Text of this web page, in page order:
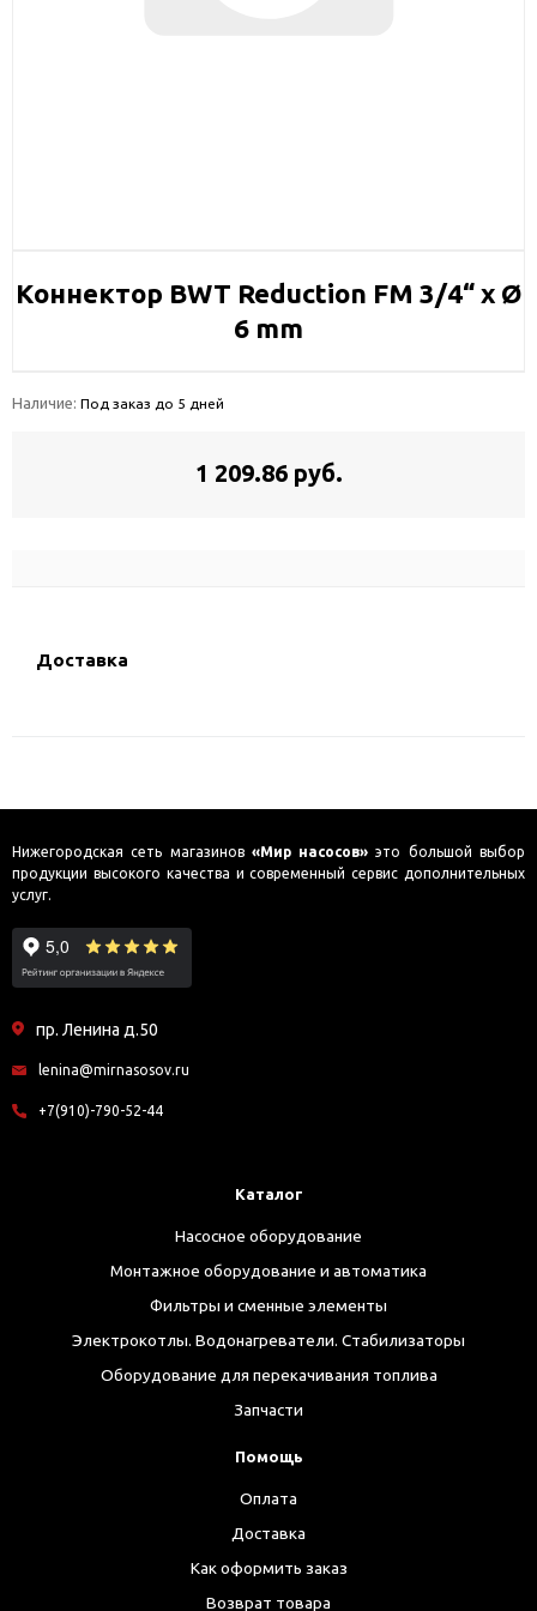
Коннектор BWT Reduction FM 3/4“ x Ø
6 mm
Наличие: Под заказ до 5 дней
1 209.86 руб.
Доставка
Нижегородская сеть магазинов «Мир насосов» это большой выбор
продукции высокого качества и современный сервис дополнительных
услуг.
пр. Ленина д.50
lenina@mirnasosov.ru
+7(910)-790-52-44
Каталог
Насосное оборудование
Монтажное оборудование и автоматика
Фильтры и сменные элементы
Электрокотлы. Водонагреватели. Стабилизаторы
Оборудование для перекачивания топлива
Запчасти
Помощь
Оплата
Доставка
Как оформить заказ
Возврат товара